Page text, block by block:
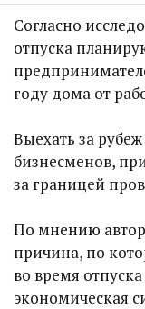
Согласно
отпуска
году дома от
Выехать за
бизнесменов,
за границей
По мнению
причина, по
во время
экономическая